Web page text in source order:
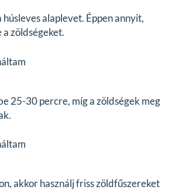
húsleves alaplevet. Éppen annyit,
zöldségeket.
25-30 percre, míg a zöldségek meg
akkor használj friss zöldfűszereket